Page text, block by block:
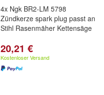
4x Ngk BR2-LM 5798
Zündkerze spark plug passt an
Stihl Rasenmäher Kettensäge
20,21 €
Kostenloser Versand